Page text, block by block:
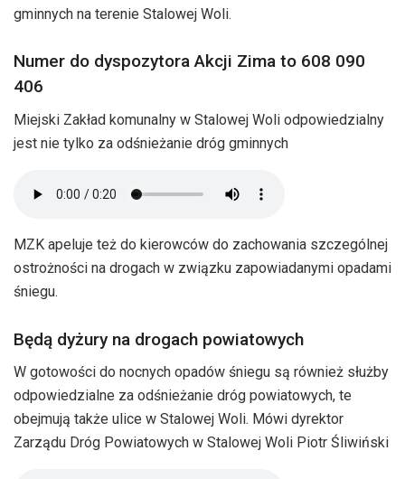
gminnych na terenie Stalowej Woli.
Numer do dyspozytora Akcji Zima to 608 090
406
Miejski Zakład komunalny w Stalowej Woli odpowiedzialny
jest nie tylko za odśnieżanie dróg gminnych
MZK apeluje też do kierowców do zachowania szczególnej
ostrożności na drogach w związku zapowiadanymi opadami
śniegu.
Będą dyżury na drogach powiatowych
W gotowości do nocnych opadów śniegu są również służby
odpowiedzialne za odśnieżanie dróg powiatowych, te
obejmują także ulice w Stalowej Woli. Mówi dyrektor
Zarządu Dróg Powiatowych w Stalowej Woli Piotr Śliwiński